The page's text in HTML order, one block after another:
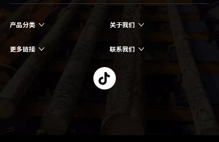
产品分类 关于我们
更多链接 联系我们